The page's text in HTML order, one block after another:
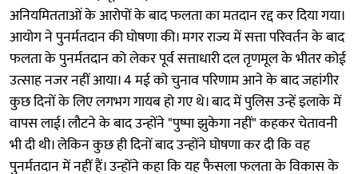
अनियमितताओं के आरोपों के बाद फलता का मतदान रद्द कर दिया गया।
आयोग ने पुनर्मतदान की घोषणा की। मगर राज्य में सत्ता परिवर्तन के बाद
फलता के पुनर्मतदान को लेकर पूर्व सत्ताधारी दल तृणमूल के भीतर कोई
उत्साह नजर नहीं आया। 4 मई को चुनाव परिणाम आने के बाद जहांगीर
कुछ दिनों के लिए लगभग गायब हो गए थे। बाद में पुलिस उन्हें इलाके में
वापस लाई। लौटने के बाद उन्होंने "पुष्पा झुकेगा नहीं" कहकर चेतावनी
भी दी थी। लेकिन कुछ ही दिनों बाद उन्होंने घोषणा कर दी कि वह
पुनर्मतदान में नहीं हैं। उन्होंने कहा कि यह फैसला फलता के विकास के